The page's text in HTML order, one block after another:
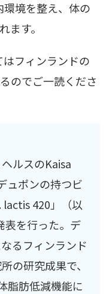
境を整え、体の
ます。
フィンランドの
のでご一読くださ
ルスのKaisa
ュポンの持つビ
420」（以
表を行った。デ
るフィンランド
の研究成果で、
脂肪低減機能に